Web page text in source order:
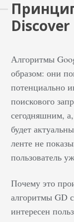
Discover
Алгоритмы
образом: они
потенциально
поискового
сегодняшним,
будет
ленте не
пользователь
Почему это
алгоритмы GD
интересен